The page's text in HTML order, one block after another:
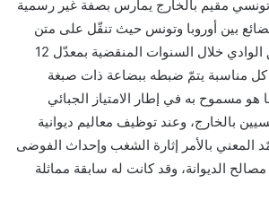
تونسي مقيم بالخارج يمارس بصفة غير رسمية
بين أوروبا وتونس حيث تنقّل على متن
شاحنته عبر ميناء حلق الوادي خلال السنوات المنقضية بمعدّل 12
مناسبة يتمّ ضبطه ببضاعة ذات صبغة
هو مسموح به في إطار الامتياز الجبائي
بالخارج، وعند توظيف معاليم ديوانية
المعني بالأمر إثارة الشغب وإحداث الفوضى
الديوانة، وقد كانت له سابقة مماثلة